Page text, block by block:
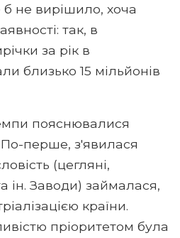
б не вирішило, хоча
так, в
за рік в
близько 15 мільйонів
пояснювалися
перше, з'явилася
(цегляні,
ін. Заводи) займалася,
країни.
пріоритетом була